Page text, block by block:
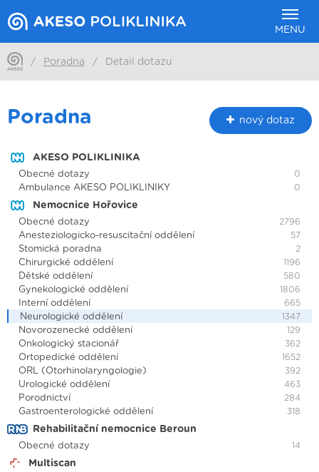
MENU
/ Poradna / Detail dotazu
Poradna nový dotaz
AKESO POLIKLINIKA
Obecné dotazy 0
Ambulance AKESO POLIKLINIKY 0
Nemocnice Hořovice
Obecné dotazy 2796
Anesteziologicko-resuscitační oddělení 57
Stomická poradna 2
Chirurgické oddělení 1196
Dětské oddělení 580
Gynekologické oddělení 1806
Interní oddělení 665
Neurologické oddělení 1347
Novorozenecké oddělení 129
Onkologický stacionář 362
Ortopedické oddělení 1652
ORL (Otorhinolaryngologie) 392
Urologické oddělení 463
Porodnictví 284
Gastroenterologické oddělení 318
Rehabilitační nemocnice Beroun
Obecné dotazy 14
Multiscan